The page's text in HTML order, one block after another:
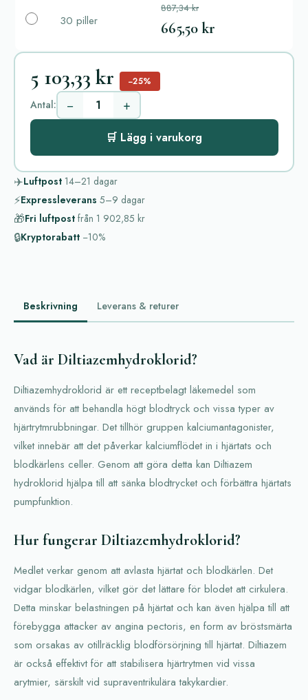
30 piller
887,34 kr
665,50 kr
5 103,33 kr −25%
Antal: − +
🛒 Lägg i varukorg
✈️Luftpost 14–21 dagar
⚡Expressleverans 5–9 dagar
🎁Fri luftpost från 1 902,85 kr
🔒Kryptorabatt −10%
Beskrivning Leverans & returer
Vad är Diltiazemhydroklorid?
Diltiazemhydroklorid är ett receptbelagt läkemedel som
används för att behandla högt blodtryck och vissa typer av
hjärtrytmrubbningar. Det tillhör gruppen kalciumantagonister,
vilket innebär att det påverkar kalciumflödet in i hjärtats och
blodkärlens celler. Genom att göra detta kan Diltiazem
hydroklo­rid hjälpa till att sänka blodtrycket och förbättra hjärtats
pumpfunktion.
Hur fungerar Diltiazemhydroklorid?
Medlet verkar genom att avlasta hjärtat och blodkärlen. Det
vidgar blodkärlen, vilket gör det lättare för blodet att cirkulera.
Detta minskar belastningen på hjärtat och kan även hjälpa till att
förebygga attacker av angina pectoris, en form av bröstsmärta
som orsakas av otillräcklig blodförsörjning till hjärtat. Diltiazem
är också effektivt för att stabilisera hjärtrytmen vid vissa
arytmier, särskilt vid supraventrikulära takykardier.